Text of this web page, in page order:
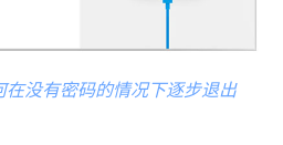
在没有密码的情况下逐步退出